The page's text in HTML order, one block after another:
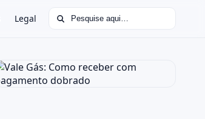
Legal Buscar por: